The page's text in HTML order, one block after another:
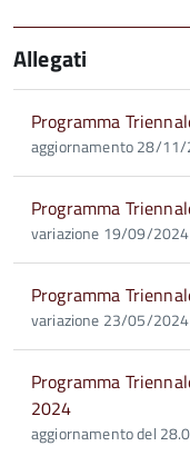
Allegati
Programma
aggiornamento 28/
Programma
variazione 19/09/2024
Programma
variazione 23/05/2024
Programma
2024
aggiornamento del